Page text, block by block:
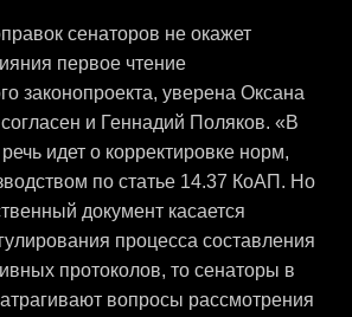
сенаторов не окажет
первое чтение
законопроекта, уверена Оксана
и Геннадий Поляков. «В
идет о корректировке норм,
по статье 14.37 КоАП. Но
документ касается
процесса составления
протоколов, то сенаторы в
вопросы рассмотрения